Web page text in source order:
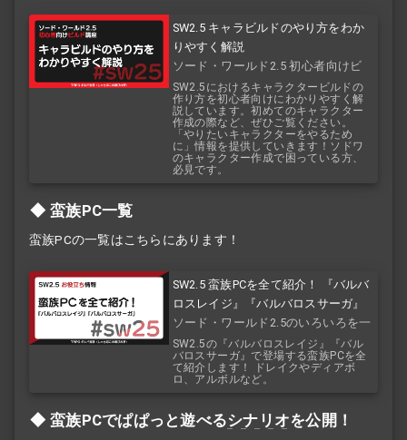
SW2.5 キャラビルドのやり方をわか
りやすく解説
ソード・ワールド2.5 初心者向けビ
ルド講座
SW2.5におけるキャラクタービルドの
作り方を初心者向けにわかりやすく解
説しています。初めてのキャラクター
作成の際など、ぜひご覧ください。
「やりたいキャラクターをやるため
に」情報を提供していきます！ソドワ
のキャラクター作成で困っている方、
必見です。
蛮族PC一覧
蛮族PCの一覧はこちらにあります！
SW2.5 蛮族PCを全て紹介！ 『バルバ
ロスレイジ』『バルバロスサーガ』
ソード・ワールド2.5のいろいろを一
覧で！
SW2.5の『バルバロスレイジ』『バル
バロスサーガ』で登場する蛮族PCを全
て紹介します！ ドレイクやディアボ
ロ、アルボルなど。
蛮族PCでぱぱっと遊べるシナリオを公開！